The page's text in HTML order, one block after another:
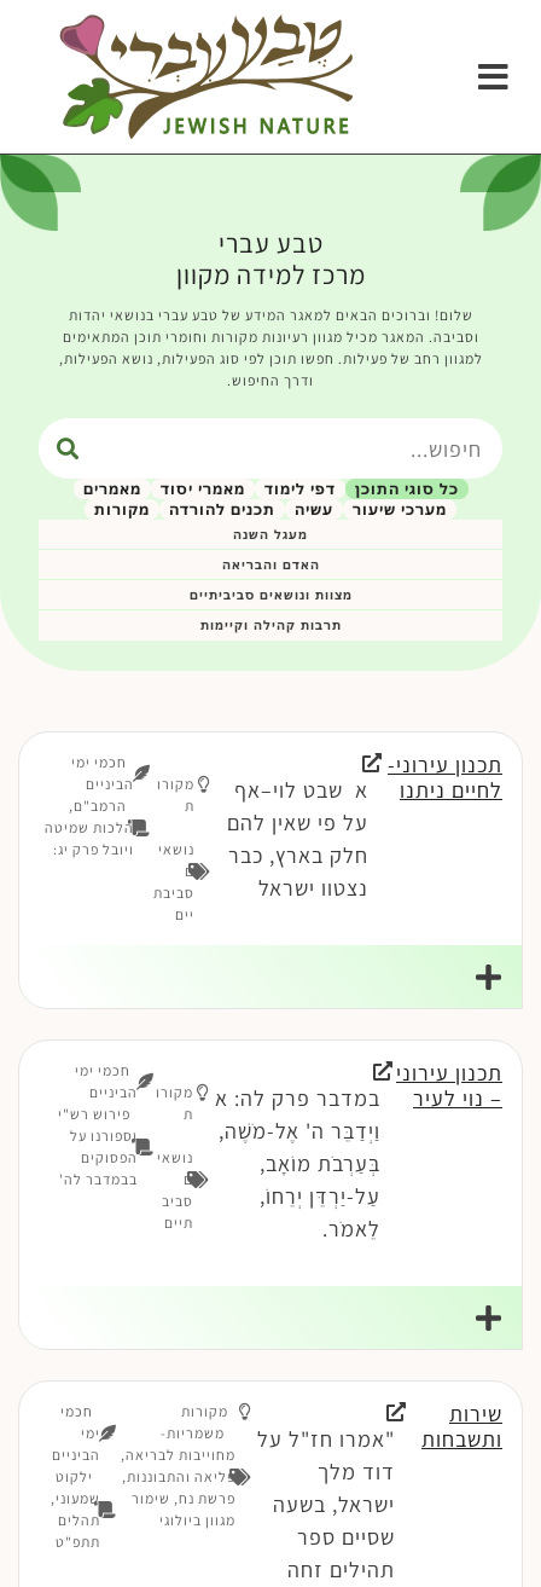
טבע עברי
מרכז למידה מקוון
שלום! וברוכים הבאים למאגר המידע של טבע עברי בנושאי יהדות
וסביבה. המאגר מכיל מגוון רעיונות מקורות וחומרי תוכן המתאימים
למגוון רחב של פעילות. חפשו תוכן לפי סוג הפעילות, נושא הפעילות,
ודרך החיפוש.
דפי לימוד מאמרי יסוד
מאמרים
מערכי שיעור
עשיה תכנים להורדה מקורות
כל סוגי התוכן
מעגל השנה
האדם והבריאה
מצוות ונושאים סביביתיים
תרבות קהילה וקיימות
תכנון עירוני-
לחיים ניתנו
א שבט לוי–אף
על פי שאין להם
חלק בארץ, כבר
נצטוו ישראל
מקורו
ת
נושאי
ם
סביבת
יים
חכמי ימי
הביניים
הרמב"ם,
הלכות שמיטה
ויובל פרק יג:
תכנון עירוני
– נוי לעיר
במדבר פרק לה: א
וַיְדַבֵּר ה' אֶל-מֹשֶׁה,
בְּעַרְבֹת מוֹאָב,
עַל-יַרְדֵּן יְרֵחוֹ,
לֵאמֹר.
מקורו
ת
נושאי
ם
סביב
תיים
חכמי ימי
הביניים
פירוש רש"י
וספורנו על
הפסוקים
בבמדבר לה'
שירות
ותשבחות
"אמרו חז"ל על
דוד מלך
ישראל, בשעה
שסיים ספר
תהילים זחה
מקורות
משמריות-
מחוייבות לבריאה,
פליאה והתבוננות,
פרשת נח, שימור
מגוון ביולוגי
חכמי
ימי
הביניים
ילקוט
שמעוני,
תהלים
תתפ"ט